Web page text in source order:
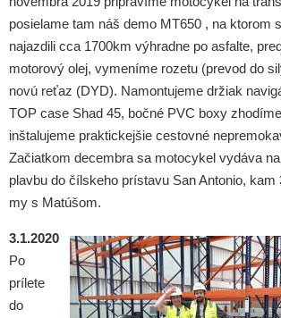
posielame tam náš demo MT650 , na ktorom
najazdili cca 1700km výhradne po asfalte,
motorový olej, vymeníme rozetu (prevod do
novú reťaz (DYD). Namontujeme držiak
TOP case Shad 45, bočné PVC boxy
inštalujeme praktickejšie cestovné
Začiatkom decembra sa motocykel vydáva
plavbu do čílskeho prístavu San Antonio, kam
my s Matúšom.
3.1.2020
Po
prílete
do